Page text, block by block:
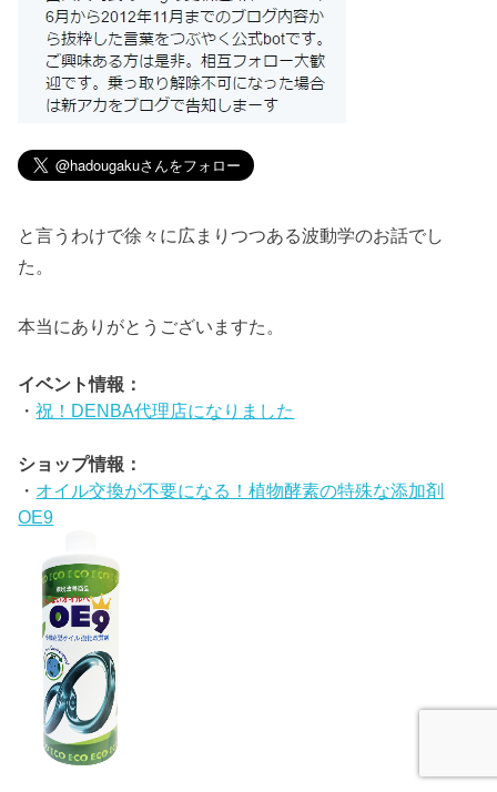
と言うわけで徐々に広まりつつある波動学のお話でし
た。
本当にありがとうございますた。
イベント情報：
・祝！DENBA代理店になりました
ショップ情報：
・ オイル交換が不要になる！植物酵素の特殊な添加剤
OE9